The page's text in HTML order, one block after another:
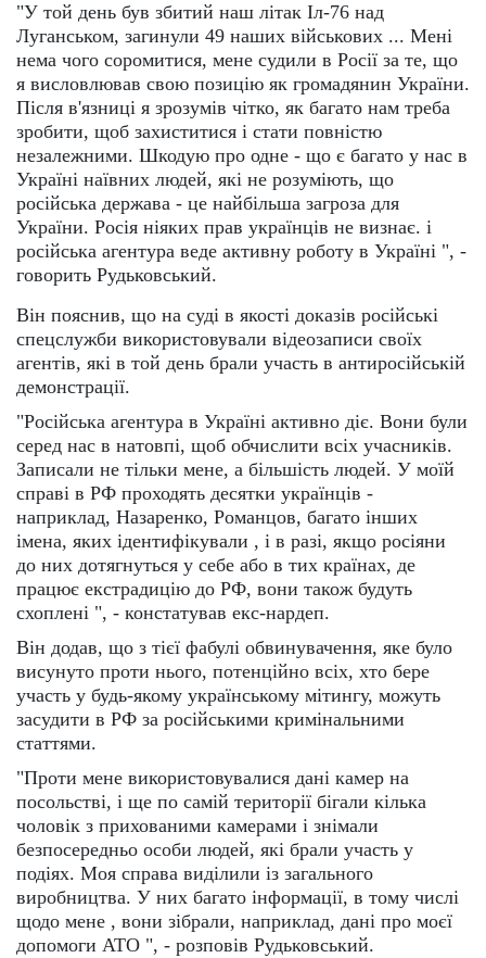
"У той день був збитий наш літак Іл-76 над
Луганськом, загинули 49 наших військових ... Мені
нема чого соромитися, мене судили в Росії за те, що
я висловлював свою позицію як громадянин України.
Після в'язниці я зрозумів чітко, як багато нам треба
зробити, щоб захиститися і стати повністю
незалежними. Шкодую про одне - що є багато у нас в
Україні наївних людей, які не розуміють, що
російська держава - це найбільша загроза для
України. Росія ніяких прав українців не визнає. і
російська агентура веде активну роботу в Україні ", -
говорить Рудьковський.
Він пояснив, що на суді в якості доказів російські
спецслужби використовували відеозаписи своїх
агентів, які в той день брали участь в антиросійській
демонстрації.
"Російська агентура в Україні активно діє. Вони були
серед нас в натовпі, щоб обчислити всіх учасників.
Записали не тільки мене, а більшість людей. У моїй
справі в РФ проходять десятки українців -
наприклад, Назаренко, Романцов, багато інших
імена, яких ідентифікували , і в разі, якщо росіяни
до них дотягнуться у себе або в тих країнах, де
працює екстрадицію до РФ, вони також будуть
схоплені ", - констатував екс-нардеп.
Він додав, що з тієї фабулі обвинувачення, яке було
висунуто проти нього, потенційно всіх, хто бере
участь у будь-якому українському мітингу, можуть
засудити в РФ за російськими кримінальними
статтями.
"Проти мене використовувалися дані камер на
посольстві, і ще по самій території бігали кілька
чоловік з прихованими камерами і знімали
безпосередньо особи людей, які брали участь у
подіях. Моя справа виділили із загального
виробництва. У них багато інформації, в тому числі
щодо мене , вони зібрали, наприклад, дані про моєї
допомоги АТО ", - розповів Рудьковський.